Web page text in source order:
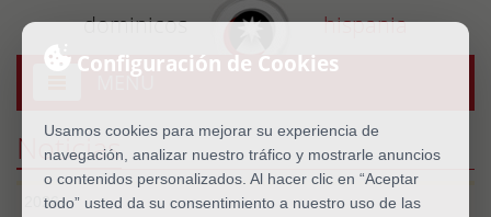
Configuración de Cookies
Usamos cookies para mejorar su experiencia de
navegación, analizar nuestro tráfico y mostrarle anuncios
o contenidos personalizados. Al hacer clic en “Aceptar
todo” usted da su consentimiento a nuestro uso de las
dominicos hispania
MENU
Noticias
2026